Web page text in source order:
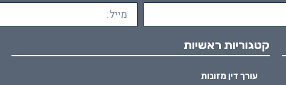
קטגוריות ראשיות
עורך דין מזונות